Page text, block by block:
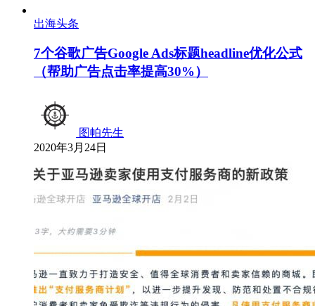
出海头条
7个谷歌广告Google Ads标题headline优化公式
（帮助广告点击率提高30%）
图帕先生
2020年3月24日